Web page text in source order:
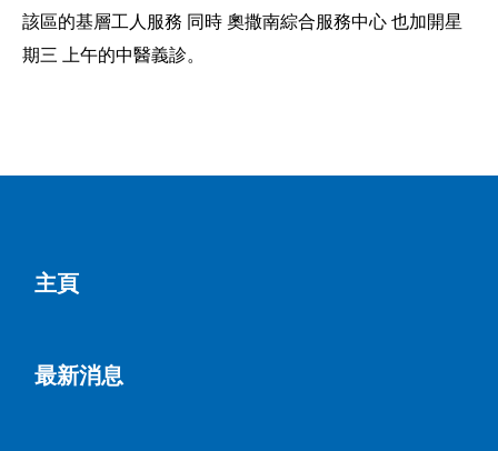
該區的基層工人服務 同時 奧撒南綜合服務中心 也加開星
期三 上午的中醫義診。
主頁
最新消息